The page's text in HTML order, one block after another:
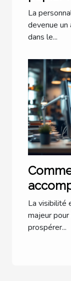
La
devenue
dans le...
votre
La visibilité
majeur
prospérer...